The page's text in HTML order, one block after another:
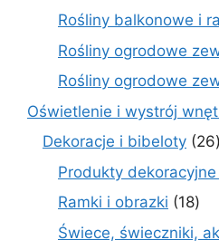
Rośliny balkonowe i
Rośliny ogrodowe
Rośliny ogrodowe
Oświetlenie i wystrój
Dekoracje i bibeloty 26
Produkty
Ramki i obrazki 1818
Świece, świeczniki,